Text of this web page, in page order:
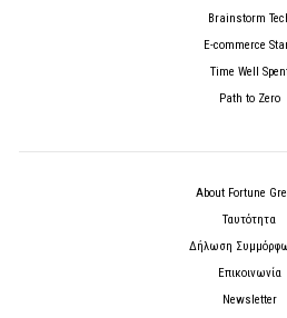
Brainstorm
E-commerce
Time Well
Path to Zero
About Fortune
Ταυτότητα
Δήλωση
Επικοινωνία
Newsletter